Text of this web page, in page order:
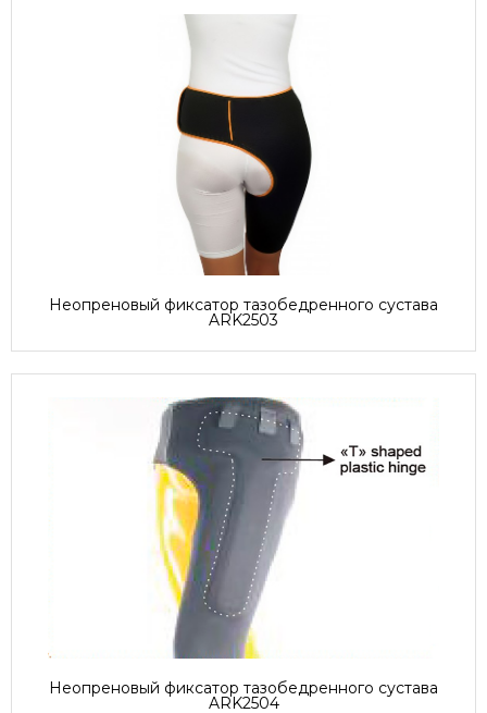
Неопреновый фиксатор тазобедренного сустава
ARK2503
Неопреновый фиксатор тазобедренного сустава
ARK2504